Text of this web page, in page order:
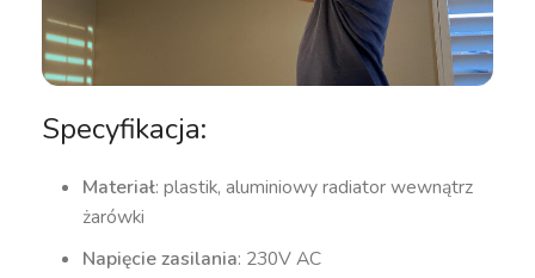
Specyfikacja:
Materiał: plastik, aluminiowy radiator wewnątrz
żarówki
Napięcie zasilania: 230V AC